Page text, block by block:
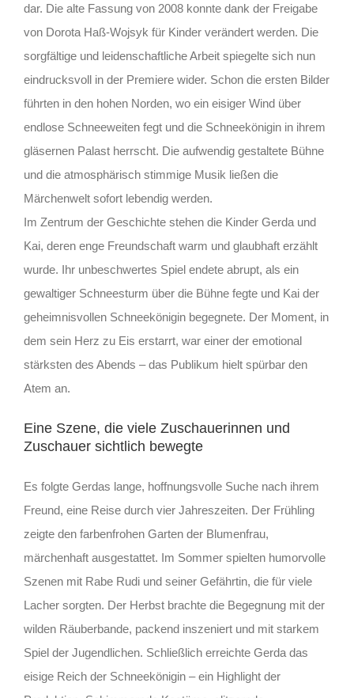
dar. Die alte Fassung von 2008 konnte dank der Freigabe
von Dorota Haß-Wojsyk für Kinder verändert werden. Die
sorgfältige und leidenschaftliche Arbeit spiegelte sich nun
eindrucksvoll in der Premiere wider. Schon die ersten Bilder
führten in den hohen Norden, wo ein eisiger Wind über
endlose Schneeweiten fegt und die Schneekönigin in ihrem
gläsernen Palast herrscht. Die aufwendig gestaltete Bühne
und die atmosphärisch stimmige Musik ließen die
Märchenwelt sofort lebendig werden.
Im Zentrum der Geschichte stehen die Kinder Gerda und
Kai, deren enge Freundschaft warm und glaubhaft erzählt
wurde. Ihr unbeschwertes Spiel endete abrupt, als ein
gewaltiger Schneesturm über die Bühne fegte und Kai der
geheimnisvollen Schneekönigin begegnete. Der Moment, in
dem sein Herz zu Eis erstarrt, war einer der emotional
stärksten des Abends – das Publikum hielt spürbar den
Atem an.
Eine Szene, die viele Zuschauerinnen und
Zuschauer sichtlich bewegte
Es folgte Gerdas lange, hoffnungsvolle Suche nach ihrem
Freund, eine Reise durch vier Jahreszeiten. Der Frühling
zeigte den farbenfrohen Garten der Blumenfrau,
märchenhaft ausgestattet. Im Sommer spielten humorvolle
Szenen mit Rabe Rudi und seiner Gefährtin, die für viele
Lacher sorgten. Der Herbst brachte die Begegnung mit der
wilden Räuberbande, packend inszeniert und mit starkem
Spiel der Jugendlichen. Schließlich erreichte Gerda das
eisige Reich der Schneekönigin – ein Highlight der